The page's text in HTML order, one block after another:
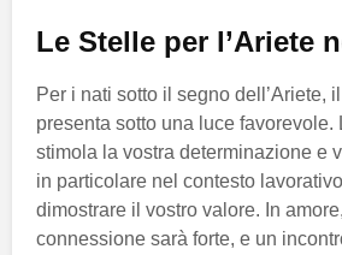
Le Stelle per l’Ariete
Per i nati sotto il segno dell’Ariete,
presenta sotto una luce favorevole.
stimola la vostra determinazione e
in particolare nel contesto
dimostrare il vostro valore. In
connessione sarà forte, e un